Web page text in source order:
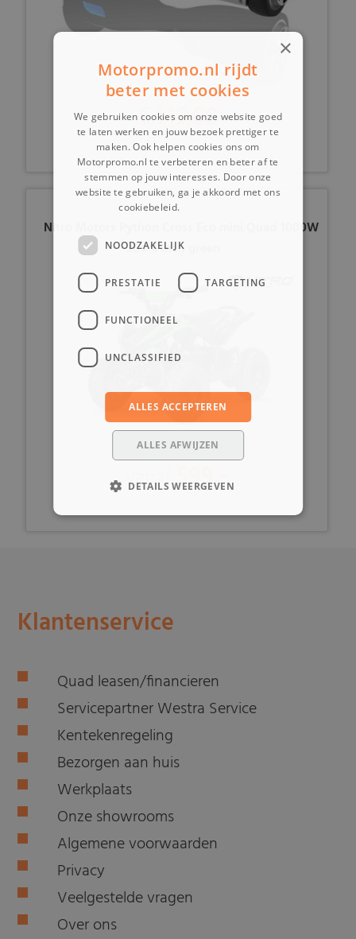
€ 149,00
Nitro Motors Python Cross Eco mini Quad 1000W
36V 6 inch green
vanaf 599,-
Klantenservice
Quad leasen/financieren
Servicepartner Westra Service
Kentekenregeling
Bezorgen aan huis
Werkplaats
Onze showrooms
Algemene voorwaarden
Privacy
Veelgestelde vragen
Over ons
×
Motorpromo.nl rijdt
beter met cookies
We gebruiken cookies om onze website goed
te laten werken en jouw bezoek prettiger te
maken. Ook helpen cookies ons om
Motorpromo.nl te verbeteren en beter af te
stemmen op jouw interesses. Door onze
website te gebruiken, ga je akkoord met ons
cookiebeleid.
NOODZAKELIJK
PRESTATIE TARGETING
FUNCTIONEEL
UNCLASSIFIED
ALLES ACCEPTEREN
ALLES AFWIJZEN
DETAILS WEERGEVEN